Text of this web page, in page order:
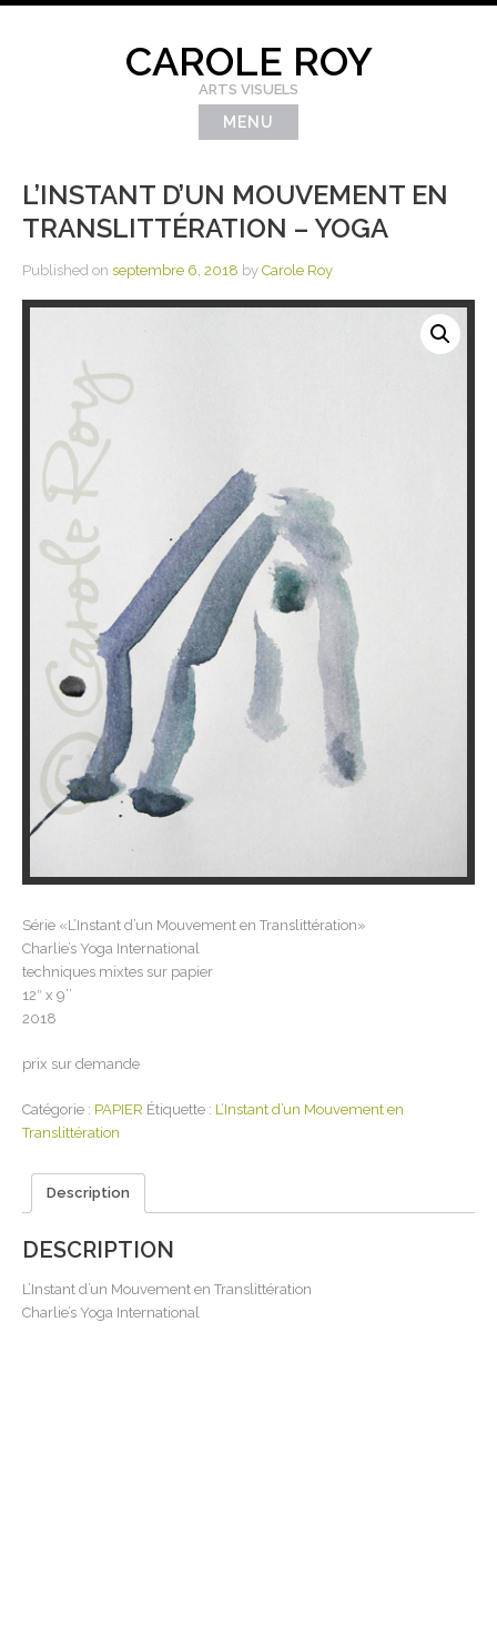
CAROLE ROY
ARTS VISUELS
MENU
L’INSTANT D’UN MOUVEMENT EN
TRANSLITTÉRATION – YOGA
Published on septembre 6, 2018 by Carole Roy
Série «L’Instant d’un Mouvement en Translittération»
Charlie’s Yoga International
techniques mixtes sur papier
12″ x 9’’
2018
prix sur demande
Catégorie : PAPIER Étiquette : L’Instant d’un Mouvement en
Translittération
Description
DESCRIPTION
L’Instant d’un Mouvement en Translittération
Charlie’s Yoga International